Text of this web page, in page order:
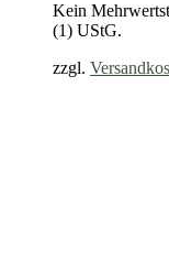
Kein
(1) UStG.
zzgl.